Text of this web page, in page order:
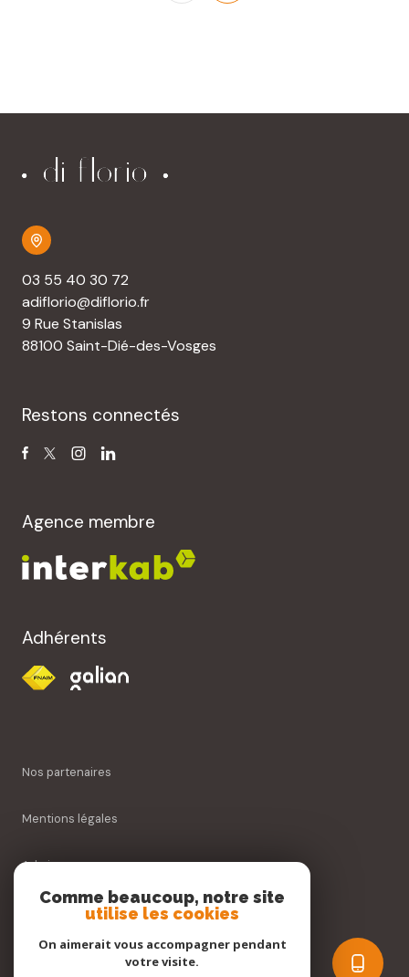
03 55 40 30 72
adiflorio@diflorio.fr
9 Rue Stanislas
88100 Saint-Dié-des-Vosges
Restons connectés
Agence membre
Adhérents
Nos partenaires
Mentions légales
Admin
Nos honoraires
Comme beaucoup, notre site
utilise les cookies
On aimerait vous accompagner pendant
votre visite.